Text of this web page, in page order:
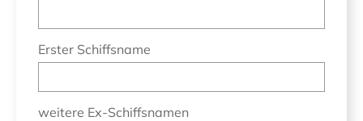
Erster Schiffsname
weitere Ex-Schiffsnamen